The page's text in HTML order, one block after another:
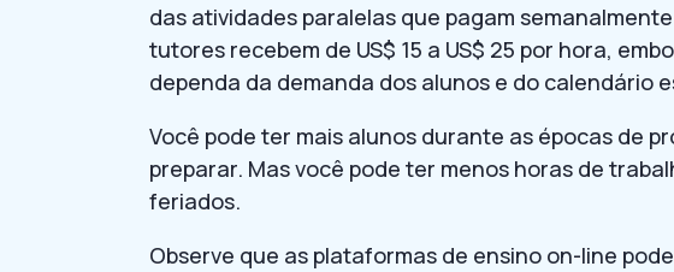
das atividades paralelas que pagam
tutores recebem de US$ 15 a US$ 25 por hora,
dependa da demanda dos alunos e do calendário
Você pode ter mais alunos durante as épocas de
preparar. Mas você pode ter menos horas de
feriados.
Observe que as plataformas de ensino on-line